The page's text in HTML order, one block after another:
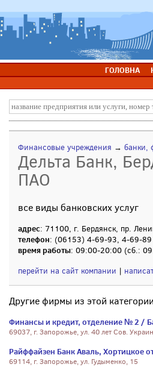
ГОЛОВНА
Финансовые учреждения → банки,
Дельта Банк,
ПАО
все виды банковских услуг
адрес: 71100, г. Бердянск, пр.
телефон: (06153) 4-69-93, 4-69-89
время работы: 09:00-20:00 (сб.:
перейти на сайт компании |
Другие фирмы из этой
Финансы и кредит, отделение № 2 /
69037, г. Запорожье, ул. 40 лет Сов.
Райффайзен Банк Аваль, Хортицкое
69114, г. Запорожье, ул. Гудыменко, 15